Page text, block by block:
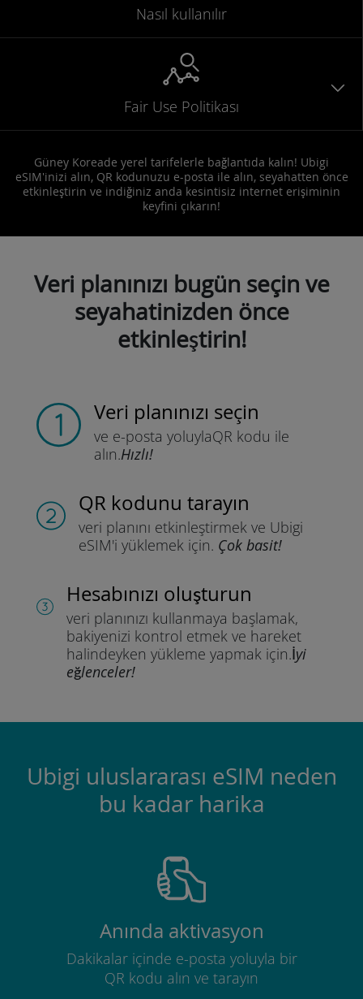
Nasıl kullanılır
Fair Use Politikası
Güney Koreade yerel tarifelerle bağlantıda kalın! Ubigi
eSIM'inizi alın, QR kodunuzu e-posta ile alın, seyahatten önce
etkinleştirin ve indiğiniz anda kesintisiz internet erişiminin
keyfini çıkarın!
Veri planınızı bugün seçin ve
seyahatinizden önce
etkinleştirin!
Veri planınızı seçin
ve e-posta yoluylaQR kodu ile
alın.Hızlı!
QR kodunu tarayın
veri planını etkinleştirmek ve Ubigi
eSIM'i yüklemek için. Çok basit!
Hesabınızı oluşturun
veri planınızı kullanmaya başlamak,
bakiyenizi kontrol etmek ve hareket
halindeyken yükleme yapmak için.İyi
eğlenceler!
Ubigi uluslararası eSIM neden
bu kadar harika
Anında aktivasyon
Dakikalar içinde e-posta yoluyla bir
QR kodu alın ve tarayın